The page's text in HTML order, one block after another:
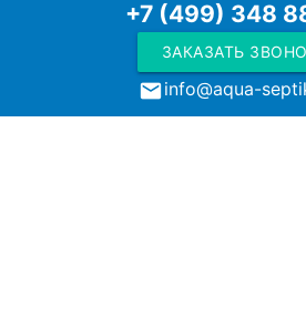
+7 (499) 348
ЗАКАЗАТЬ
local_post_officeinfo@aqua-